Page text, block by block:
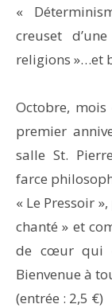
«
creuset
religions »…et
Octobre, mois
premier
salle St.
farce
« Le Pressoir
chanté » et
de cœur qui
Bienvenue à
(entrée : 2,5 €)